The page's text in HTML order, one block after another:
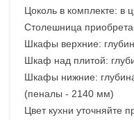
Цоколь в комплекте: в
Столешница
Шкафы верхние:
Шкаф над плитой:
Шкафы нижние:
(пеналы - 2140 мм)
Цвет кухни уточняйте